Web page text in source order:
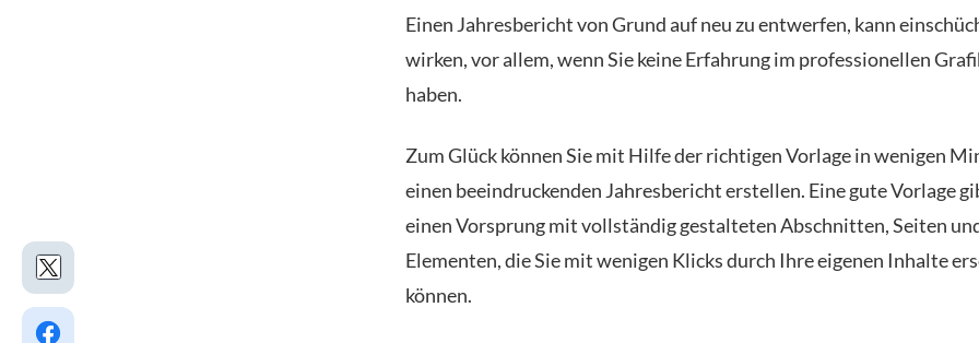
Einen Jahresbericht von Grund auf neu zu entwerfen, kann
wirken, vor allem, wenn Sie keine Erfahrung im professionellen
haben.
Zum Glück können Sie mit Hilfe der richtigen Vorlage in wenigen
einen beeindruckenden Jahresbericht erstellen. Eine gute Vorlage
einen Vorsprung mit vollständig gestalteten Abschnitten, Seiten
Elementen, die Sie mit wenigen Klicks durch Ihre eigenen Inhalte
können.